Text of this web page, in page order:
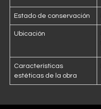
Estado de conservación
Ubicación
Características
estéticas de la obra